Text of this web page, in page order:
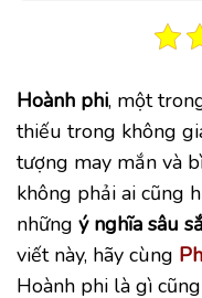
Hoành phi, một
thiếu trong không
tượng may mắn và
không phải ai cũng
những ý nghĩa sâu
viết này, hãy cùng
Hoành phi là gì